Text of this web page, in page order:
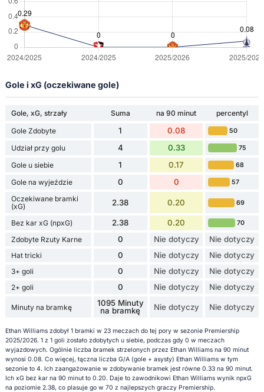
Gole i xG (oczekiwane gole)
Gole, xG, strzały Suma na 90 minut
percentyl
Gole Zdobyte
1 0.08 50
Udział przy golu 4 0.33 75
Gole u siebie 1 0.17 68
Gole na wyjeździe 0 0 57
Oczekiwane bramki
(xG)
2.38 0.20 69
Bez kar xG (npxG) 2.38 0.20 70
Zdobyte Rzuty Karne 0 Nie dotyczy Nie dotyczy
Hat tricki 0 Nie dotyczy Nie dotyczy
3+ goli 0 Nie dotyczy Nie dotyczy
2+ goli 0 Nie dotyczy Nie dotyczy
Minuty na bramkę
1095 Minuty
na bramkę
Nie dotyczy Nie dotyczy
Ethan Williams zdobył 1 bramki w 23 meczach do tej pory w sezonie Premiership
2025/2026. 1 z 1 goli zostało zdobytych u siebie, podczas gdy 0 w meczach
wyjazdowych. Ogólnie liczba bramek strzelonych przez Ethan Williams na 90 minut
wynosi 0.08. Co więcej, łączna liczba G/A (gole + asysty) Ethan Williams w tym
sezonie to 4. Ich zaangażowanie w zdobywanie bramek jest równe 0.33 na 90 minut.
Ich xG bez kar na 90 minut to 0.20. Daje to zawodnikowi Ethan Williams wynik npxG
na poziomie 2.38, co plasuje go w 70 z najlepszych graczy Premiership.